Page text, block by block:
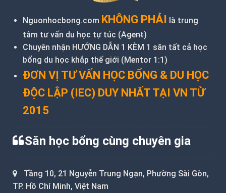
Nguonhocbong.com KHÔNG PHẢI là trung
tâm tư vấn du học tự túc (Agent)
Chuyên nhận HƯỚNG DẪN 1 KÈM 1 săn tất cả học
bổng du học khắp thế giới (Mentor 1:1)
ĐƠN VỊ TƯ VẤN HỌC BỔNG & DU HỌC
ĐỘC LẬP (IEC) DUY NHẤT TẠI VN TỪ
2015
Săn học bổng cùng chuyên gia
Tầng 10, 21 Nguyễn Trung Ngạn, Phường Sài Gòn,
TP. Hồ Chí Minh, Việt Nam